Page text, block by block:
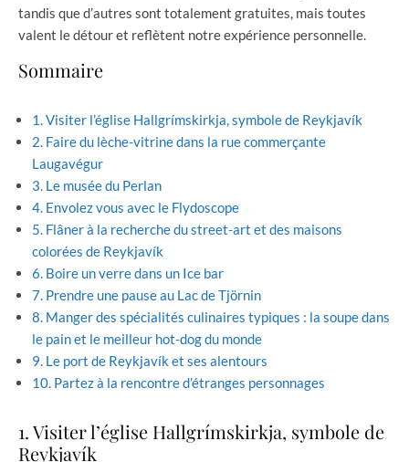
tandis que d’autres sont totalement gratuites, mais toutes
valent le détour et reflètent notre expérience personnelle.
Sommaire
1. Visiter l’église Hallgrímskirkja, symbole de Reykjavík
2. Faire du lèche-vitrine dans la rue commerçante
Laugavégur
3. Le musée du Perlan
4. Envolez vous avec le Flydoscope
5. Flâner à la recherche du street-art et des maisons
colorées de Reykjavík
6. Boire un verre dans un Ice bar
7. Prendre une pause au Lac de Tjörnin
8. Manger des spécialités culinaires typiques : la soupe dans
le pain et le meilleur hot-dog du monde
9. Le port de Reykjavík et ses alentours
10. Partez à la rencontre d’étranges personnages
1. Visiter l’église Hallgrímskirkja, symbole de
Reykjavík